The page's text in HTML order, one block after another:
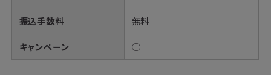
振込手数料 無料
キャンペーン ◯